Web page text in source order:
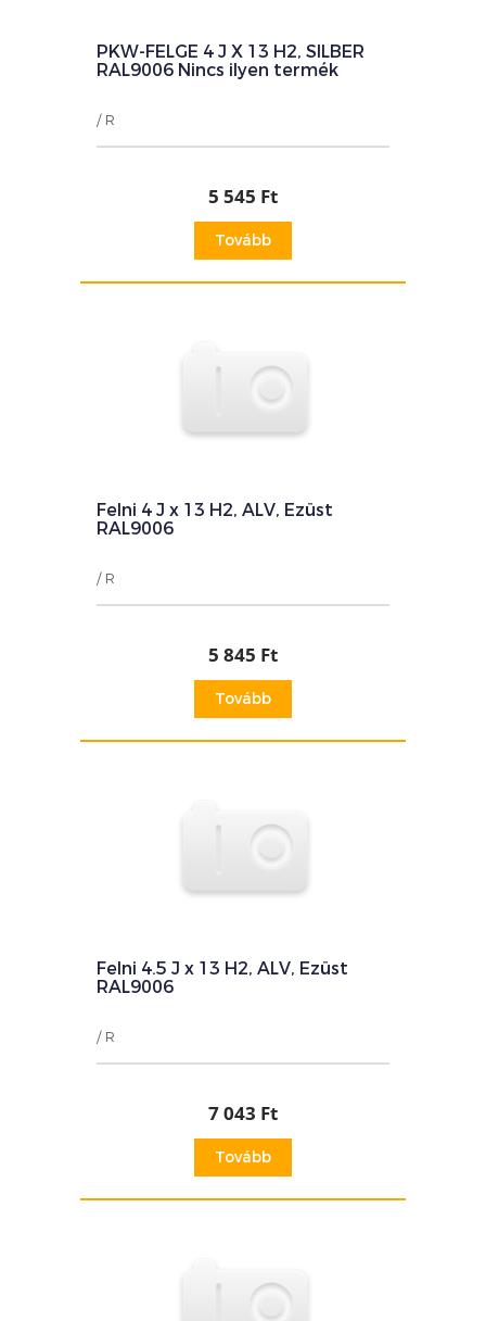
PKW-FELGE 4 J X 13 H2, SILBER
RAL9006 Nincs ilyen termék
/ R
5 545 Ft
Tovább
Felni 4 J x 13 H2, ALV, Ezüst
RAL9006
/ R
5 845 Ft
Tovább
Felni 4.5 J x 13 H2, ALV, Ezüst
RAL9006
/ R
7 043 Ft
Tovább